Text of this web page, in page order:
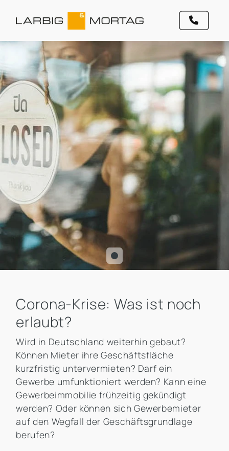
Corona-Krise: Was ist noch
erlaubt?
Wird in Deutschland weiterhin gebaut?
Können Mieter ihre Geschäftsfläche
kurzfristig untervermieten? Darf ein
Gewerbe umfunktioniert werden? Kann eine
Gewerbeimmobilie frühzeitig gekündigt
werden? Oder können sich Gewerbemieter
auf den Wegfall der Geschäftsgrundlage
berufen?